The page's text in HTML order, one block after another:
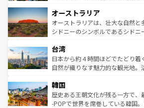
部のニューオーリンズでは、音楽
文化が魅力。旅行者はアメリカの
しみながら、その多様性と豊かな
ならではの贅沢な旅のスタイルだ。 なお、新着のアメリカ
情報はコンテンツ一覧を参照して
ワイ島は見逃せない。また、定番
島だが、静かな自然を求めるなら
おすすめ。エメラルドグリーンに
れるおもてなしの心で訪れる人々
人々、おいしいローカルフードや
ク、伝統的なフラダンスなど、す
ワイを、存分に味わってほしい。 なお、新着のハワイ情報
はコンテンツ一覧を参照してほし
オーストラリア
オーストラリアは、壮大な自然と
シドニーのシンボルであるシドニ
リアリーフや大陸中央部にそびえ
ク）、タスマニアの美しい原生林
ど、見どころがたくさん。また、
いる。アクティビティも充実して
ビング、ハイキングなど、アウト
い。オーストラリアの多彩な魅力
台湾
日本から約４時間ほどでたどり着
自然が織りなす魅力的な観光地。
ン）、静ひつな山岳地帯である台
と山間の静けさが共存しており、
驚きをもたらしてくれる。また、
韓国
歴史ある王朝文化が残る一方で、
-POPで世界を席巻している韓国